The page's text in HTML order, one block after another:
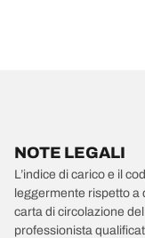
NOTE LEGALI
L’indice di carico e il
leggermente rispetto
carta di circolazione
professionista